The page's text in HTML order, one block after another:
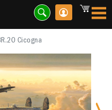
Cicogna